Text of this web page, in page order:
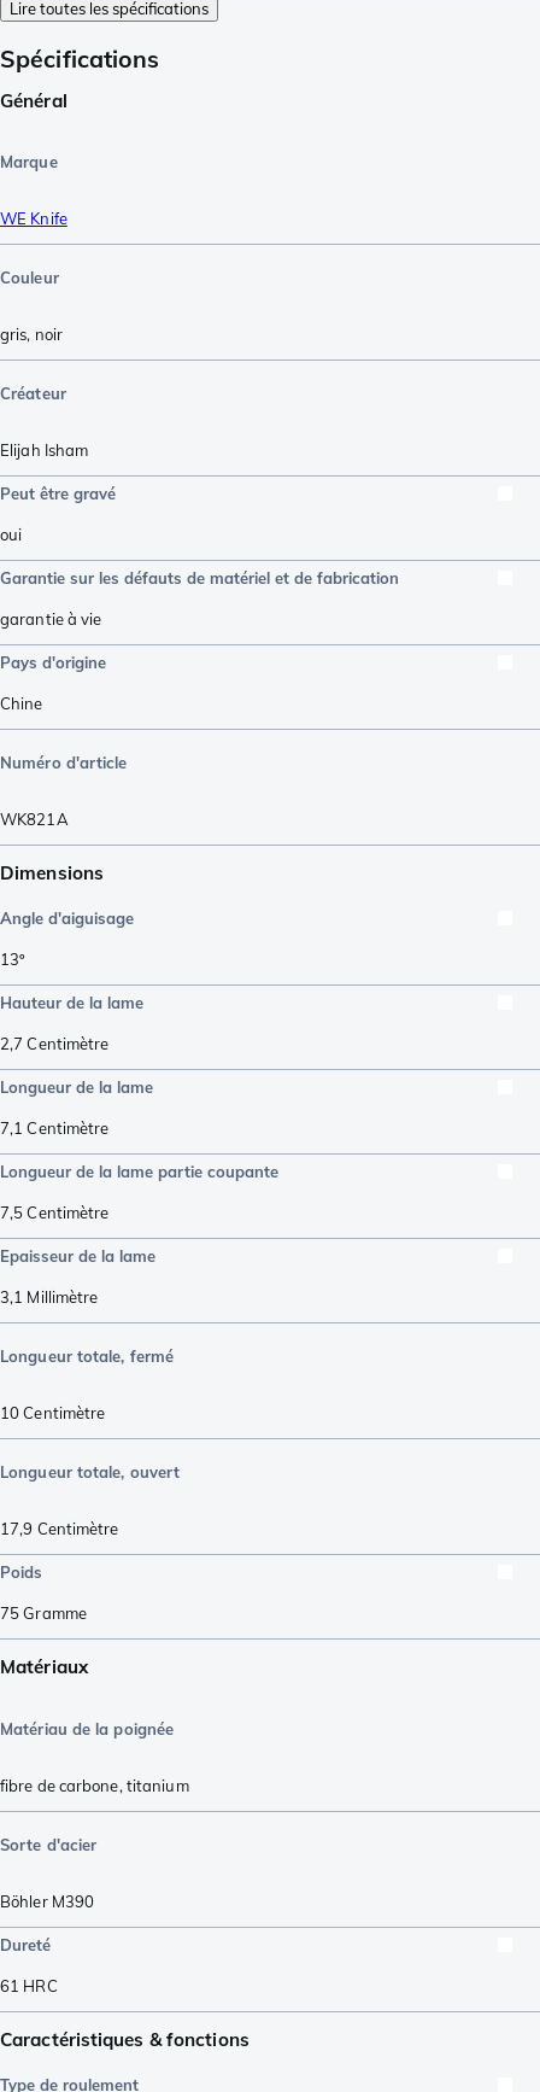
Lire toutes les spécifications
Spécifications
Général
Marque
WE Knife
Couleur
gris, noir
Créateur
Elijah Isham
Peut être gravé
oui
Garantie sur les défauts de matériel et de fabrication
garantie à vie
Pays d'origine
Chine
Numéro d'article
WK821A
Dimensions
Angle d'aiguisage
13º
Hauteur de la lame
2,7 Centimètre
Longueur de la lame
7,1 Centimètre
Longueur de la lame partie coupante
7,5Centimètre
Epaisseur de la lame
3,1 Millimètre
Longueur totale, fermé
10Centimètre
Longueur totale, ouvert
17,9 Centimètre
Poids
75Gramme
Matériaux
Matériau de la poignée
fibre de carbone, titanium
Sorte d'acier
Böhler M390
Dureté
61 HRC
Caractéristiques & fonctions
Type de roulement